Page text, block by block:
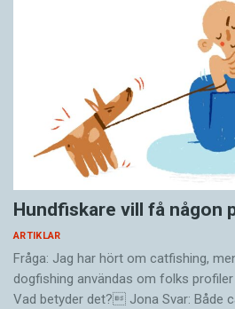
Hundfiskare vill få någon
ARTIKLAR
Fråga: Jag har hört om catfishing,
dogfishing användas om folks
Vad betyder det? Jona Svar: Både